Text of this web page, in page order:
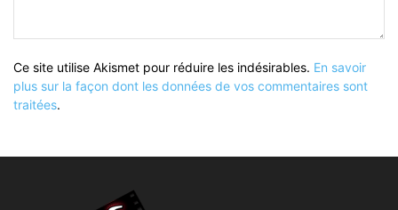
Ce site utilise Akismet pour réduire les indésirables. En savoir
plus sur la façon dont les données de vos commentaires sont
traitées.